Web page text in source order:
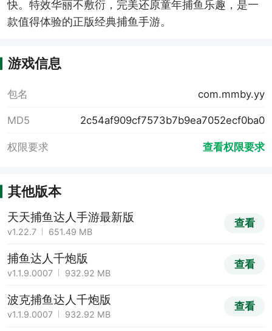
快。特效华丽不敷衍，完美还原童年捕鱼乐趣，是一
款值得体验的正版经典捕鱼手游。
游戏信息
包名 com.mmby.yy
MD5 2c54af909cf7573b7b9ea7052ecf0ba0
权限要求 查看权限要求
其他版本
天天捕鱼达人手游最新版
v1.22.7 651.49 MB
查看
捕鱼达人千炮版
v1.1.9.0007 932.92 MB
查看
波克捕鱼达人千炮版
v1.1.9.0007 932.92 MB
查看